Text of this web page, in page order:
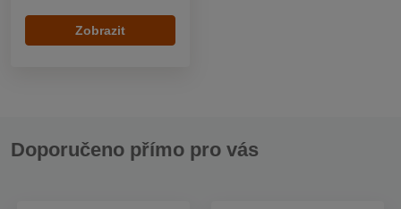
Zobrazit
Doporučeno přímo pro vás